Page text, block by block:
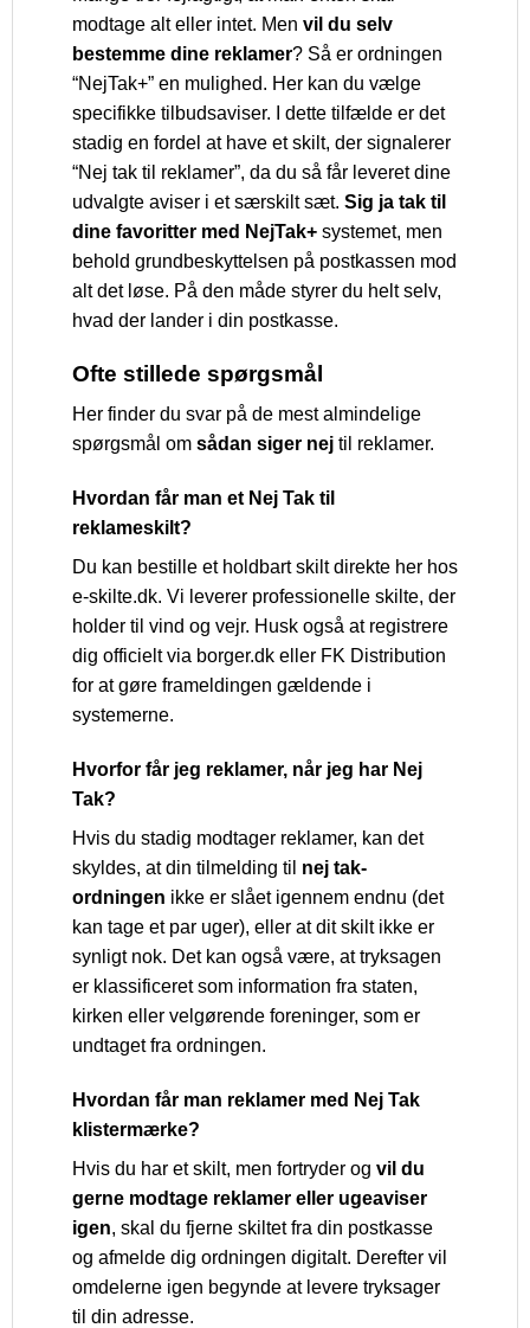
modtage alt eller intet. Men vil du selv
bestemme dine reklamer? Så er ordningen
“NejTak+” en mulighed. Her kan du vælge
specifikke tilbudsaviser. I dette tilfælde er det
stadig en fordel at have et skilt, der signalerer
“Nej tak til reklamer”, da du så får leveret dine
udvalgte aviser i et særskilt sæt. Sig ja tak til
dine favoritter med NejTak+ systemet, men
behold grundbeskyttelsen på postkassen mod
alt det løse. På den måde styrer du helt selv,
hvad der lander i din postkasse.
Ofte stillede spørgsmål
Her finder du svar på de mest almindelige
spørgsmål om sådan siger nej til reklamer.
Hvordan får man et Nej Tak til
reklameskilt?
Du kan bestille et holdbart skilt direkte her hos
e-skilte.dk. Vi leverer professionelle skilte, der
holder til vind og vejr. Husk også at registrere
dig officielt via borger.dk eller FK Distribution
for at gøre frameldingen gældende i
systemerne.
Hvorfor får jeg reklamer, når jeg har Nej
Tak?
Hvis du stadig modtager reklamer, kan det
skyldes, at din tilmelding til nej tak-
ordningen ikke er slået igennem endnu (det
kan tage et par uger), eller at dit skilt ikke er
synligt nok. Det kan også være, at tryksagen
er klassificeret som information fra staten,
kirken eller velgørende foreninger, som er
undtaget fra ordningen.
Hvordan får man reklamer med Nej Tak
klistermærke?
Hvis du har et skilt, men fortryder og vil du
gerne modtage reklamer eller ugeaviser
igen, skal du fjerne skiltet fra din postkasse
og afmelde dig ordningen digitalt. Derefter vil
omdelerne igen begynde at levere tryksager
til din adresse.